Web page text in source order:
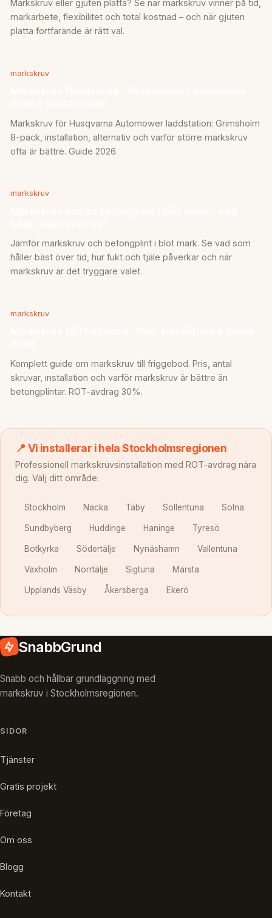
Markskruv eller gjuten platta? Se när markskruv vinner på tid,
markarbete, flexibilitet och total kostnad – och när gjuten
platta fortfarande är rätt val.
markskruv
Markskruv för Husqvarna Automower laddstation: Grimsholm
8-pack, installation, alternativ och varför större markskruv
ofta är bättre. Guide 2026.
markskruv
Jämför markskruv och betongplint i blöt mark. Se vad som
håller bäst över tid, hur fukt och tjäle påverkar och när
markskruv är det tryggare valet.
markskruv
Komplett guide om markskruv till friggebod. Pris, antal
skruvar, installation och varför markskruv är bättre än
betongplintar. ROT-avdrag 30%.
📍 Vi installerar i hela Stockholmsregionen
Professionell markskruvsinstallation med ROT-avdrag nära
dig. Välj ditt område:
Stockholm Nacka Täby Sollentuna Solna
Sundbyberg Huddinge Haninge Tyresö
Botkyrka Södertälje Nynäshamn Vallentuna
Vaxholm Norrtälje Sigtuna Märsta
Upplands Väsby Åkersberga Ekerö
SnabbGrund
Snabb och hållbar grundläggning med
markskruv i Stockholmsregionen.
SIDOR
Tjänster
Gratis projekt
Företag
Om oss
Blogg
Kontakt